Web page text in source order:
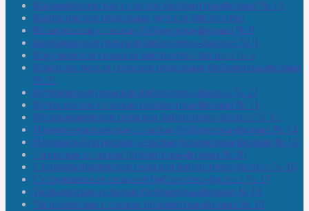
Калмиябашевская сельская библиотека-филиал № 13
Калтасинская модельная детская библиотека
Кельтеевская сельская библиотека-филиал № 8
Киебаковская сельская библиотека-филиал № 9
Кокушевская сельская библиотека-филиал № 4
Краснохолмская сельская модельная библиотека-филиал
№ 21
Кутеремская сельская библиотека-филиал № 22
Кучашевская сельская библиотека-филиал № 11
Малокачаковская сельская библиотека-филиал № 12
Нижнекачмашевская сельская библиотека-филиал № 14
Новокильбахтинская сельская библиотека-филиал № 19
Сазовская сельская библиотека-филиал № 20
Староорьебашевская сельская библиотека-филиал № 16
Старояшевская сельская библиотека-филиал № 17
Тюльдинская сельская библиотека-филиал № 18
Чилибеевская сельская библиотека-филиал № 10